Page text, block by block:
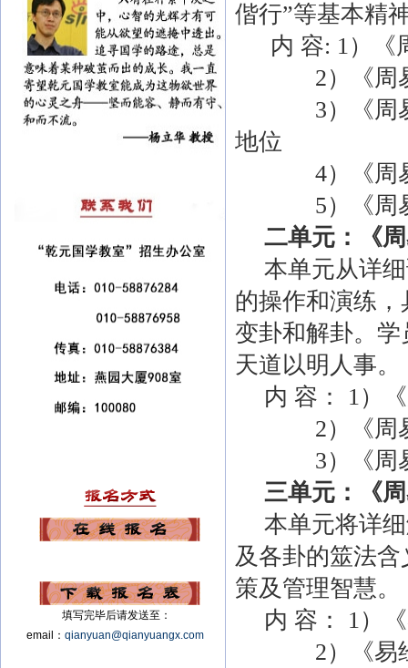
填写完毕后请发送至：
email： qianyuan@qianyuangx.com
偕行”等基本精
内 容: 1）《
2）《周
3）《周
地位
4）《周
5）《周
二单元：《
本单元从详
的操作和演练
变卦和解卦。
天道以明人事。
内 容：
1）
2）《周
3）《周
三单元：《
本单元将详
及各卦的筮法
策及管理智慧。
内 容：
1）
2）《易